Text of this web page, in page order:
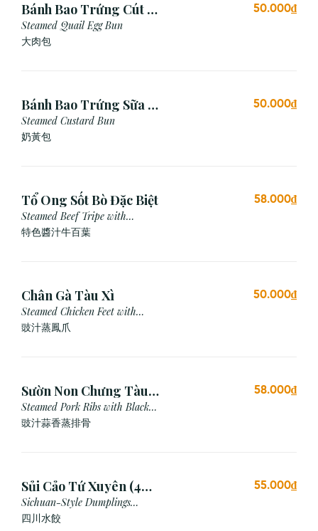
Bánh Bao Trứng Cút (3
Cái)
Steamed Quail Egg Bun
大肉包
50.000₫
Bánh Bao Trứng Sữa (3
Cái)
Steamed Custard Bun
奶黃包
50.000₫
Tổ Ong Sốt Bò Đặc Biệt
Steamed Beef Tripe with
Special Sauce
特色醬汁牛百葉
58.000₫
Chân Gà Tàu Xì
Steamed Chicken Feet with
Black Bean Sauce
豉汁蒸鳳爪
50.000₫
Sườn Non Chưng Tàu
Xì Tỏi
Steamed Pork Ribs with Black
Bean & Garlic Sauce
豉汁蒜香蒸排骨
58.000₫
Sủi Cảo Tứ Xuyên (4
viên)
Sichuan-Style Dumplings
(Spicy)
四川水餃
55.000₫